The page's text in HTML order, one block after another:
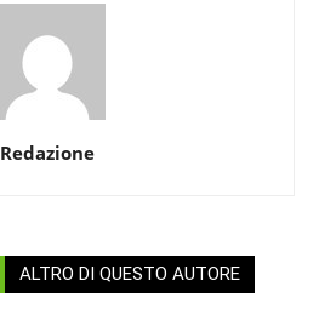
Redazione
ALTRO DI QUESTO AUTORE